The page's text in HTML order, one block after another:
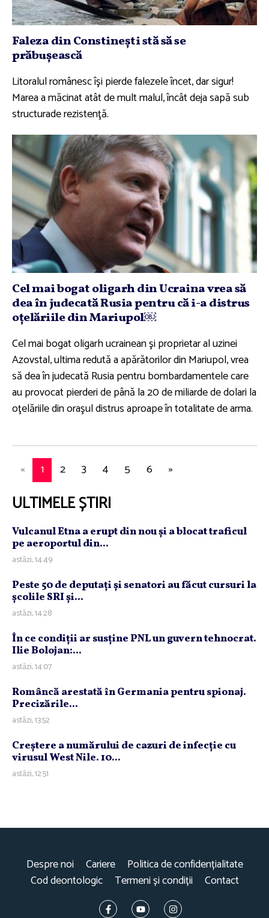
Faleza din Constineşti stă să se
prăbuşească
Litoralul românesc îşi pierde falezele încet, dar sigur!
Marea a măcinat atât de mult malul, încât deja sapă sub
structurade rezistenţă.
Cel mai bogat oligarh din Ucraina vrea să
dea în judecată Rusia pentru că i-a distrus
oţelăriile din Mariupol￼
Cel mai bogat oligarh ucrainean şi proprietar al uzinei
Azovstal, ultima redută a apărătorilor din Mariupol, vrea
să dea în judecată Rusia pentru bombardamentele care
au provocat pierderi de până la 20 de miliarde de dolari la
oţelăriile din oraşul distrus aproape în totalitate de arma.
« 1 2 3 4 5 6 »
ULTIMELE ȘTIRI
Vulcanul Etna a erupt din nou şi a blocat traficul
pe aeroportul din...
astăzi, 14:49
Peste 50 de deputaţi şi senatori au făcut cursuri la
şcolile SRI şi...
astăzi, 14:28
În ce condiţii ar susţine PNL un guvern tehnocrat.
Ilie Bolojan:...
astăzi, 14:07
Româncă arestată în Germania pentru spionaj.
Precizările...
astăzi, 13:52
Creştere a numărului de cazuri de infecţie cu
virusul West Nile. 10...
astăzi, 12:51
Despre noi Cariere
Politica de confidențialitate
Cod deontologic
Termeni și condiții Contact